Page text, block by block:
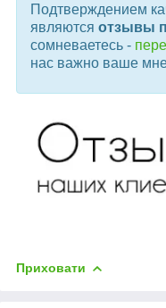
Подтверждением
являются отзывы
сомневаетесь -
нас важно ваше
Приховати